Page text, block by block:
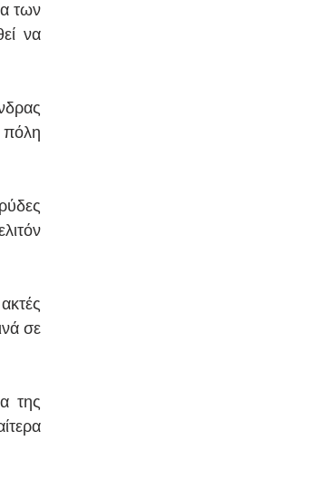
των
να
πόλη
σε
της